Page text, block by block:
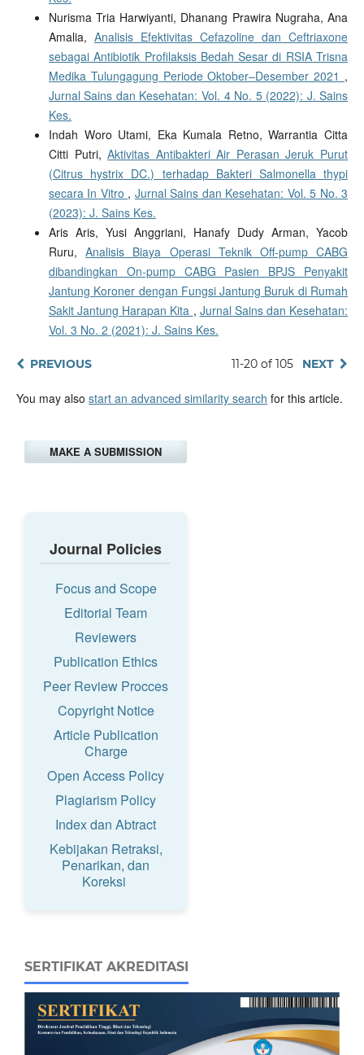
Nurisma Tria Harwiyanti, Dhanang Prawira Nugraha, Ana
Amalia, Analisis Efektivitas Cefazoline dan Ceftriaxone
sebagai Antibiotik Profilaksis Bedah Sesar di RSIA Trisna
Medika Tulungagung Periode Oktober–Desember 2021 ,
Jurnal Sains dan Kesehatan: Vol. 4 No. 5 (2022): J. Sains
Kes.
Indah Woro Utami, Eka Kumala Retno, Warrantia Citta
Citti Putri,Aktivitas Antibakteri Air Perasan Jeruk Purut
(Citrus hystrix DC.) terhadap Bakteri Salmonella thypi
secara In Vitro , Jurnal Sains dan Kesehatan: Vol. 5 No. 3
(2023): J. Sains Kes.
Aris Aris, Yusi Anggriani, Hanafy Dudy Arman, Yacob
Ruru,Analisis Biaya Operasi Teknik Off-pump CABG
dibandingkan On-pump CABG Pasien BPJS Penyakit
Jantung Koroner dengan Fungsi Jantung Buruk di Rumah
Sakit Jantung Harapan Kita , Jurnal Sains dan Kesehatan:
Vol. 3 No. 2 (2021): J. Sains Kes.
PREVIOUS 11-20 of 105 NEXT
You may also start an advanced similarity search for this article.
MAKE A SUBMISSION
Journal Policies
Focus and Scope
Editorial Team
Reviewers
Publication Ethics
Peer Review Procces
Copyright Notice
Article Publication
Charge
Open Access Policy
Plagiarism Policy
Index dan Abtract
Kebijakan Retraksi,
Penarikan, dan
Koreksi
SERTIFIKAT AKREDITASI